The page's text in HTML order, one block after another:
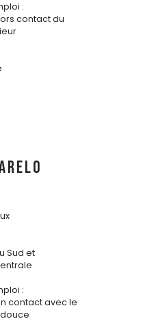
:
contact du
Sud et
:
contact avec le